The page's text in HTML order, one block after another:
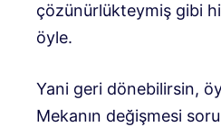
çözünürlükteymiş gibi
öyle.
Yani geri dönebilirsin,
Mekanın değişmesi